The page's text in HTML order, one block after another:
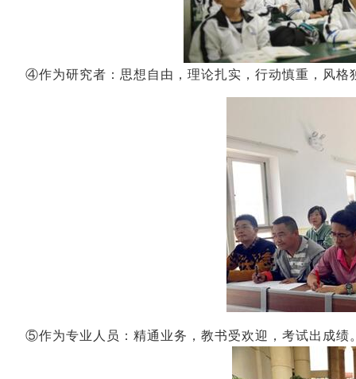
④作为研究者：思想自由，理论扎实，行动慎重，风格
⑤作为专业人员：精通业务，教书受欢迎，考试出成绩